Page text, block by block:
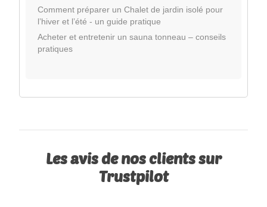
Comment préparer un Chalet de jardin isolé pour
l’hiver et l’été - un guide pratique
Acheter et entretenir un sauna tonneau – conseils
pratiques
Les avis de nos clients sur
Trustpilot